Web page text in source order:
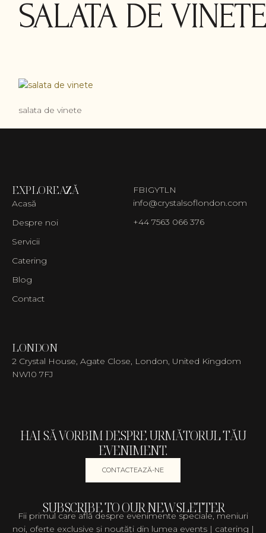
SALATA DE VINETE
salata de vinete
EXPLOREAZĂ
Acasă
Despre noi
Servicii
Catering
Blog
Contact
FBIGYTLN
info@crystalsoflondon.com
+44 7563 066 376
LONDON
2 Crystal House, Agate Close, London, United Kingdom
NW10 7FJ
HAI SĂ VORBIM DESPRE URMĂTORUL TĂU
EVENIMENT.
CONTACTEAZĂ-NE
SUBSCRIBE TO OUR NEWSLETTER
Fii primul care află despre evenimente speciale, meniuri
noi, oferte exclusive și noutăți din lumea events | catering |